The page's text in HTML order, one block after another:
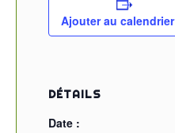
Ajouter au calendrier
DÉTAILS
Date :